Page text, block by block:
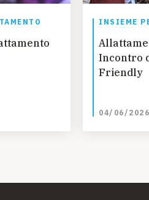
INSIEME
Incontro
Friendly
04/06/2026